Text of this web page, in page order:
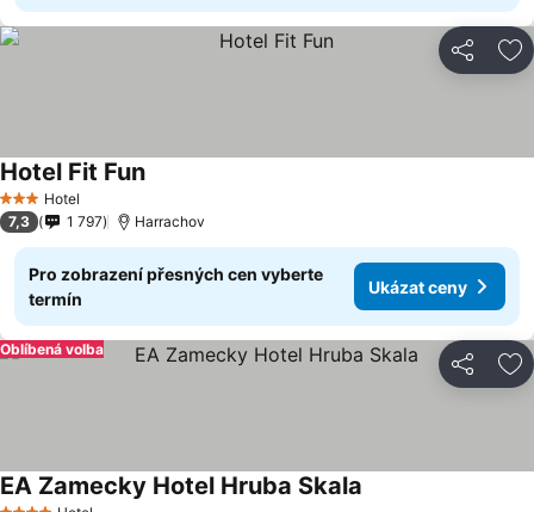
Sdílet
3 Počet hvězdiček
Hotel
Hotel Fit Fun
7,3 1 797 Harrachov
Pro zobrazení přesných cen vyberte
termín
Ukázat ceny
Sdílet
Oblíbená volba
EA Zamecky Hotel Hruba Skala